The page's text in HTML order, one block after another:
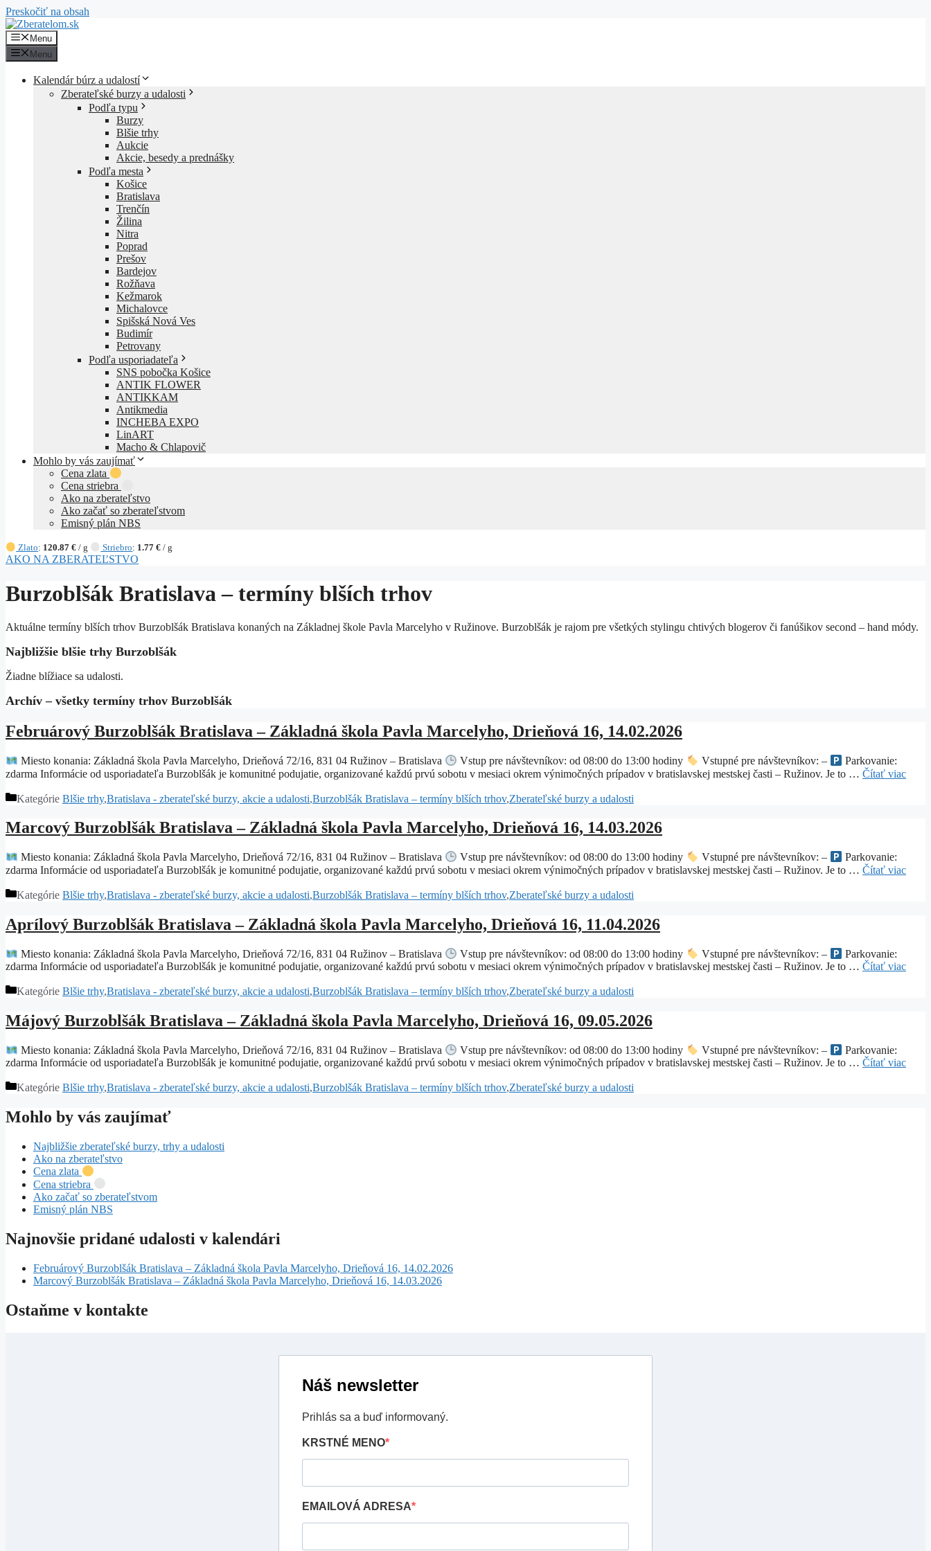
Preskočiť na obsah
Menu
Menu
Kalendár búrz a udalostí
Zberateľské burzy a udalosti
Podľa typu
Burzy
Blšie trhy
Aukcie
Akcie, besedy a prednášky
Podľa mesta
Košice
Bratislava
Trenčín
Žilina
Nitra
Poprad
Prešov
Bardejov
Rožňava
Kežmarok
Michalovce
Spišská Nová Ves
Budimír
Petrovany
Podľa usporiadateľa
SNS pobočka Košice
ANTIK FLOWER
ANTIKKAM
Antikmedia
INCHEBA EXPO
LinART
Macho & Chlapovič
Mohlo by vás zaujímať
Cena zlata
Cena striebra
Ako na zberateľstvo
Ako začať so zberateľstvom
Emisný plán NBS
Zlato: 120.87 € / g Striebro: 1.77 € / g
AKO NA ZBERATEĽSTVO
Burzoblšák Bratislava – termíny blších trhov
Aktuálne termíny blších trhov Burzoblšák Bratislava konaných na Základnej škole Pavla Marcelyho v Ružinove. Burzoblšák je rajom pre všetkých stylingu chtivých blogerov či fanúšikov second – hand módy.
Najbližšie blšie trhy Burzoblšák
Žiadne blížiace sa udalosti.
Archív – všetky termíny trhov Burzoblšák
Februárový Burzoblšák Bratislava – Základná škola Pavla Marcelyho, Drieňová 16, 14.02.2026
Miesto konania: Základná škola Pavla Marcelyho, Drieňová 72/16, 831 04 Ružinov – Bratislava Vstup pre návštevníkov: od 08:00 do 13:00 hodiny Vstupné pre návštevníkov: –
Parkovanie:
zdarma Informácie od usporiadateľa Burzoblšák je komunitné podujatie, organizované každú prvú sobotu v mesiaci okrem výnimočných prípadov v bratislavskej mestskej časti – Ružinov. Je to … Čítať viac
Kategórie Blšie trhy,Bratislava - zberateľské burzy, akcie a udalosti,Burzoblšák Bratislava – termíny blších trhov,Zberateľské burzy a udalosti
Marcový Burzoblšák Bratislava – Základná škola Pavla Marcelyho, Drieňová 16, 14.03.2026
Miesto konania: Základná škola Pavla Marcelyho, Drieňová 72/16, 831 04 Ružinov – Bratislava Vstup pre návštevníkov: od 08:00 do 13:00 hodiny Vstupné pre návštevníkov: –
Parkovanie:
zdarma Informácie od usporiadateľa Burzoblšák je komunitné podujatie, organizované každú prvú sobotu v mesiaci okrem výnimočných prípadov v bratislavskej mestskej časti – Ružinov. Je to … Čítať viac
Kategórie Blšie trhy,Bratislava - zberateľské burzy, akcie a udalosti,Burzoblšák Bratislava – termíny blších trhov,Zberateľské burzy a udalosti
Aprílový Burzoblšák Bratislava – Základná škola Pavla Marcelyho, Drieňová 16, 11.04.2026
Miesto konania: Základná škola Pavla Marcelyho, Drieňová 72/16, 831 04 Ružinov – Bratislava Vstup pre návštevníkov: od 08:00 do 13:00 hodiny Vstupné pre návštevníkov: –
Parkovanie:
zdarma Informácie od usporiadateľa Burzoblšák je komunitné podujatie, organizované každú prvú sobotu v mesiaci okrem výnimočných prípadov v bratislavskej mestskej časti – Ružinov. Je to … Čítať viac
Kategórie Blšie trhy,Bratislava - zberateľské burzy, akcie a udalosti,Burzoblšák Bratislava – termíny blších trhov,Zberateľské burzy a udalosti
Májový Burzoblšák Bratislava – Základná škola Pavla Marcelyho, Drieňová 16, 09.05.2026
Miesto konania: Základná škola Pavla Marcelyho, Drieňová 72/16, 831 04 Ružinov – Bratislava Vstup pre návštevníkov: od 08:00 do 13:00 hodiny Vstupné pre návštevníkov: –
Parkovanie:
zdarma Informácie od usporiadateľa Burzoblšák je komunitné podujatie, organizované každú prvú sobotu v mesiaci okrem výnimočných prípadov v bratislavskej mestskej časti – Ružinov. Je to … Čítať viac
Kategórie Blšie trhy,Bratislava - zberateľské burzy, akcie a udalosti,Burzoblšák Bratislava – termíny blších trhov,Zberateľské burzy a udalosti
Mohlo by vás zaujímať
Najbližšie zberateľské burzy, trhy a udalosti
Ako na zberateľstvo
Cena zlata
Cena striebra
Ako začať so zberateľstvom
Emisný plán NBS
Najnovšie pridané udalosti v kalendári
Februárový Burzoblšák Bratislava – Základná škola Pavla Marcelyho, Drieňová 16, 14.02.2026
Marcový Burzoblšák Bratislava – Základná škola Pavla Marcelyho, Drieňová 16, 14.03.2026
Ostaňme v kontakte
Náš newsletter
Prihlás sa a buď informovaný.
KRSTNÉ MENO
EMAILOVÁ ADRESA